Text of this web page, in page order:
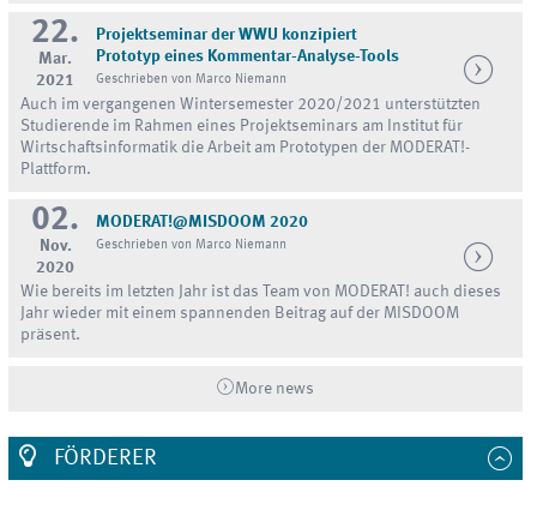
22.
Mar.
2021
Projektseminar der WWU konzipiert
Prototyp eines Kommentar-Analyse-Tools
Geschrieben von Marco Niemann
Auch im vergangenen Wintersemester 2020/2021 unterstützten
Studierende im Rahmen eines Projektseminars am Institut für
Wirtschaftsinformatik die Arbeit am Prototypen der MODERAT!-
Plattform.
02.
Nov.
2020
MODERAT!@MISDOOM 2020
Geschrieben von Marco Niemann
Wie bereits im letzten Jahr ist das Team von MODERAT! auch dieses
Jahr wieder mit einem spannenden Beitrag auf der MISDOOM
präsent.
More news
FÖRDERER